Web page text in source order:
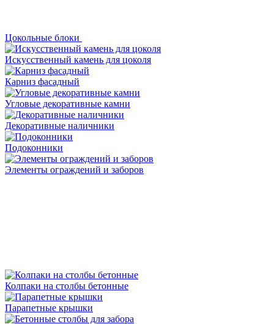
Цокольные блоки
Искусственный камень для цоколя
Карниз фасадный
Угловые декоративные камни
Декоративные наличники
Подоконники
Элементы ограждений и заборов
Колпаки на столбы бетонные
Парапетные крышки